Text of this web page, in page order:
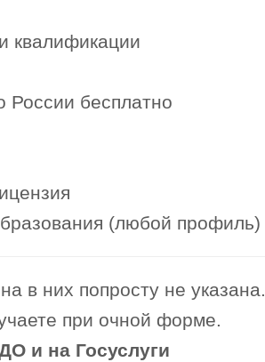
квалификации
России бесплатно
(любой профиль)
в них попросту не указана.
при очной форме.
и на Госуслуги